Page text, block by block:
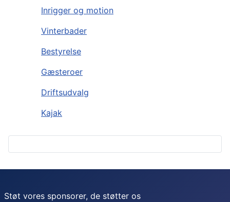
Inrigger og motion
Vinterbader
Bestyrelse
Gæsteroer
Driftsudvalg
Kajak
Støt vores sponsorer, de støtter os